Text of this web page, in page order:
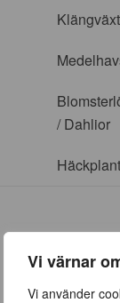
Vi värnar
Vi använder
/ Dahlior